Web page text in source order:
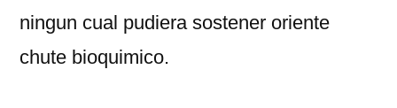
ningun cual pudiera sostener oriente
chute bioquimico.